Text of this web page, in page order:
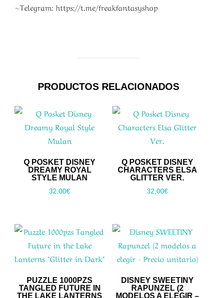
~Telegram: https://t.me/freakfantasyshop
PRODUCTOS RELACIONADOS
Q POSKET DISNEY
DREAMY ROYAL
STYLE MULAN
32,00€
Q POSKET DISNEY
CHARACTERS ELSA
GLITTER VER.
32,00€
PUZZLE 1000PZS
TANGLED FUTURE IN
THE LAKE LANTERNS
DISNEY SWEETINY
RAPUNZEL (2
MODELOS A ELEGIR –